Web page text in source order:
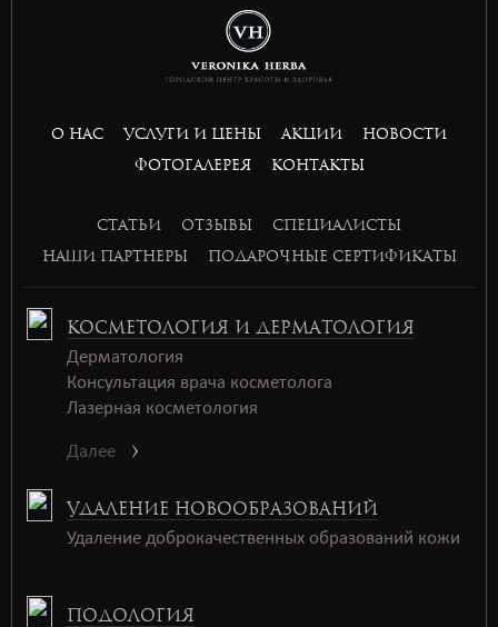
basket168
О НАС УСЛУГИ И ЦЕНЫ АКЦИИ
НОВОСТИ
ФОТОГАЛЕРЕЯ
КОНТАКТЫ
СТАТЬИ ОТЗЫВЫ
СПЕЦИАЛИСТЫ
НАШИ ПАРТНЕРЫ
ПОДАРОЧНЫЕ СЕРТИФИКАТЫ
КОСМЕТОЛОГИЯ И ДЕРМАТОЛОГИЯ
Дерматология
Консультация врача косметолога
Лазерная косметология
Далее
УДАЛЕНИЕ НОВООБРАЗОВАНИЙ
Удаление доброкачественных образований кожи
ПОДОЛОГИЯ